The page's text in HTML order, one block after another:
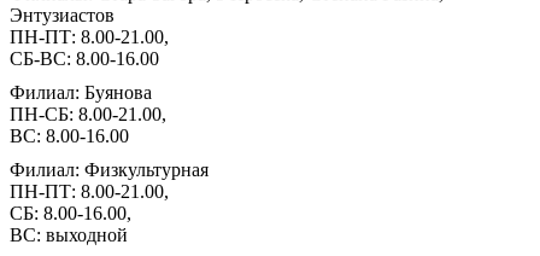
Энтузиастов
ПН-ПТ: 8.00-21.00,
СБ-ВС: 8.00-16.00
Филиал: Буянова
ПН-СБ: 8.00-21.00,
ВС: 8.00-16.00
Филиал: Физкультурная
ПН-ПТ: 8.00-21.00,
СБ: 8.00-16.00,
ВС: выходной